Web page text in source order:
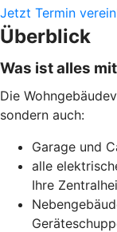
Jetzt Termin
Überblick
Was ist alles
Die
sondern auch:
Garage und
alle
Ihre